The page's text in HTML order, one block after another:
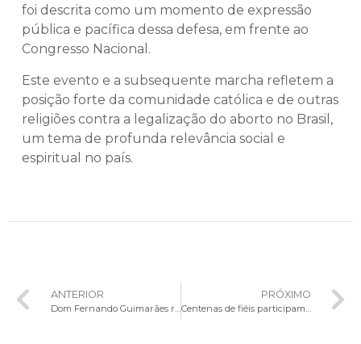
foi descrita como um momento de expressão
pública e pacífica dessa defesa, em frente ao
Congresso Nacional.
Este evento e a subsequente marcha refletem a
posição forte da comunidade católica e de outras
religiões contra a legalização do aborto no Brasil,
um tema de profunda relevância social e
espiritual no país.
ANTERIOR
Dom Fernando Guimarães realiza palestra Inspiradora sobre Santa Teresinha no Encontro do Apostolado da Oração
PRÓXIMO
Centenas de fiéis participam da 17ª Marcha pela Vida, em Brasília